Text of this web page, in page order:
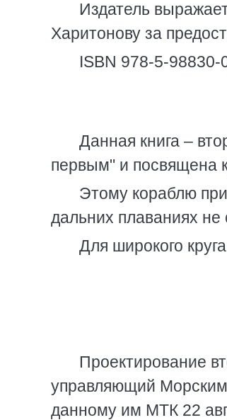
Издатель
Харитонову за
ISBN 978-5-98830-
Данная книга –
первым" и посвящена
Этому кораблю
дальних плаваниях не
Для широкого
Проектирование
управляющий
данному им МТК 22